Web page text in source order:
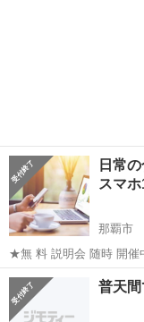
日常
スマ
那覇市
★無 料 説明会 随時 開催中★ 【作業内容】 求人記事作成、
わせやり取りなど 学びながら稼
沖縄 那覇市 その
普天